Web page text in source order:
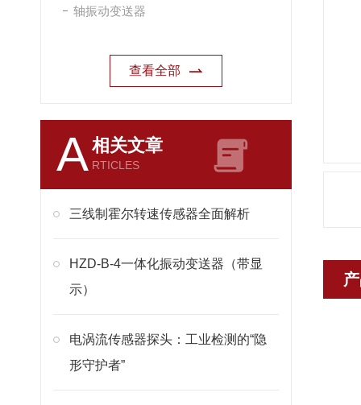
轴振动变送器
查看全部
A相关文章
RTICLES
三线制霍尔转速传感器全面解析
HZD-B-4一体化振动变送器（带显
示）
电涡流传感器探头：工业检测的“隐
形守护者”